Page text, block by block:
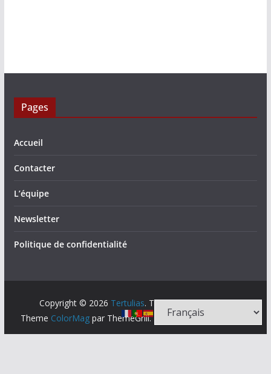
Pages
Accueil
Contacter
L’équipe
Newsletter
Politique de confidentialité
Copyright © 2026 Tertulias. Tous droits réservés.
Theme ColorMagpar ThemeGrill. Propulsé par